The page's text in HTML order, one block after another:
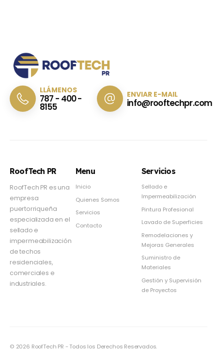
LLÁMENOS
787 - 400 -
8155
ENVIAR E-MAIL
info@rooftechpr.com
RoofTech PR
RoofTech PR es una
empresa
puertorriqueña
especializada en el
sellado e
impermeabilización
de techos
residenciales,
comerciales e
industriales.
Menu
Inicio
Quienes Somos
Servicios
Contacto
Servicios
Sellado e
Impermeabilización
Pintura Profesional
Lavado de Superficies
Remodelaciones y
Mejoras Generales
Suministro de
Materiales
Gestión y Supervisión
de Proyectos
© 2026 RoofTech PR - Todos los Derechos Reservados.